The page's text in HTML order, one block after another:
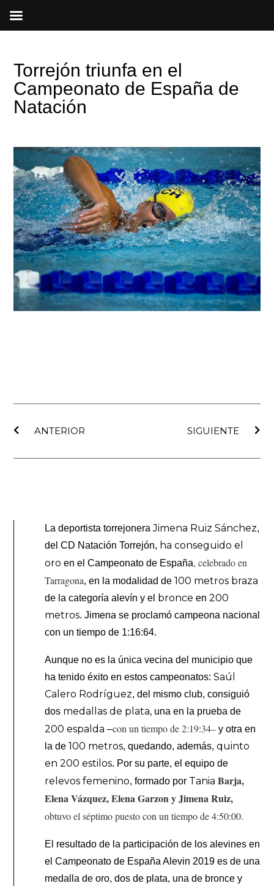
Torrejón triunfa en el
Campeonato de España de
Natación
ANTERIOR
SIGUIENTE
La deportista torrejoneraJimena Ruiz Sánchez,
del CD Natación Torrejón, ha conseguido el
oro en el Campeonato de España, celebrado en
Tarragona, en la modalidad de 100 metros braza
de la categoría alevín y el bronce en200
metros. Jimena se proclamó campeona nacional
con un tiempo de 1:16:64.
Aunque no es la única vecina del municipio que
ha tenido éxito en estos campeonatos:Saúl
Calero Rodríguez, del mismo club, consiguió
dos medallas de plata, una en la prueba de
200 espalda–con un tiempo de 2:19:34–y otra en
la de100 metros, quedando, además,quinto
en 200 estilos. Por su parte, el equipo de
relevos femenino, formado por TaniaBarja,
Elena Vázquez, Elena Garzon y Jimena Ruiz,
obtuvo elséptimo puesto con un tiempo de 4:50:00.
El resultado de la participación de los alevines en
el Campeonato de España Alevin 2019 es de una
medalla de oro, dos de plata, una de bronce y